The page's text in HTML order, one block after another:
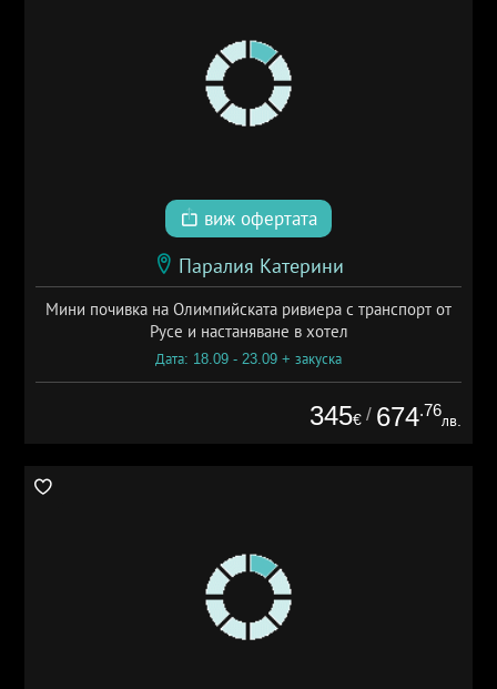
виж офертата
Паралия Катерини
Мини почивка на Олимпийската ривиера с транспорт от
Русе и настаняване в хотел
Дата: 18.09 - 23.09 + закуска
345€ / 674.76
лв.